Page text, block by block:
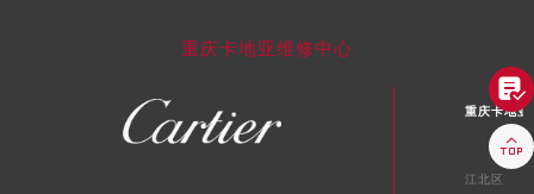
重庆卡地亚维修中心
重庆卡地亚
江北区

